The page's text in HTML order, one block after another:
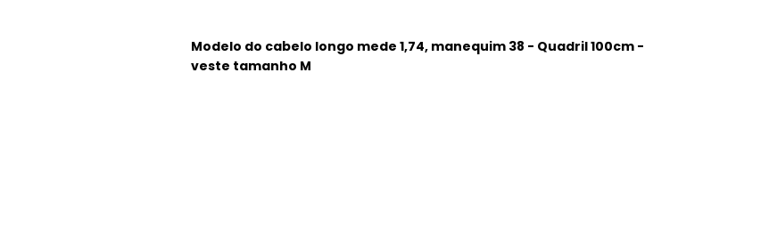
Modelo do cabelo longo mede 1,74, manequim 38 - Quadril 100cm -
veste tamanho M